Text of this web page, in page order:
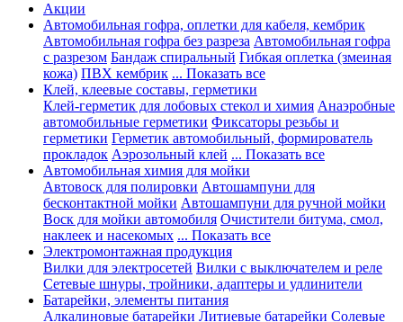
Акции
Автомобильная гофра, оплетки для кабеля, кембрик
Автомобильная гофра без разреза Автомобильная гофра
с разрезом Бандаж спиральный Гибкая оплетка (змеиная
кожа) ПВХ кембрик ... Показать все
Клей, клеевые составы, герметики
Клей-герметик для лобовых стекол и химия Анаэробные
автомобильные герметики Фиксаторы резьбы и
герметики Герметик автомобильный, формирователь
прокладок Аэрозольный клей ... Показать все
Автомобильная химия для мойки
Автовоск для полировки Автошампуни для
бесконтактной мойки Автошампуни для ручной мойки
Воск для мойки автомобиля Очистители битума, смол,
наклеек и насекомых ... Показать все
Электромонтажная продукция
Вилки для электросетей Вилки с выключателем и реле
Сетевые шнуры, тройники, адаптеры и удлинители
Батарейки, элементы питания
Алкалиновые батарейки Литиевые батарейки Солевые